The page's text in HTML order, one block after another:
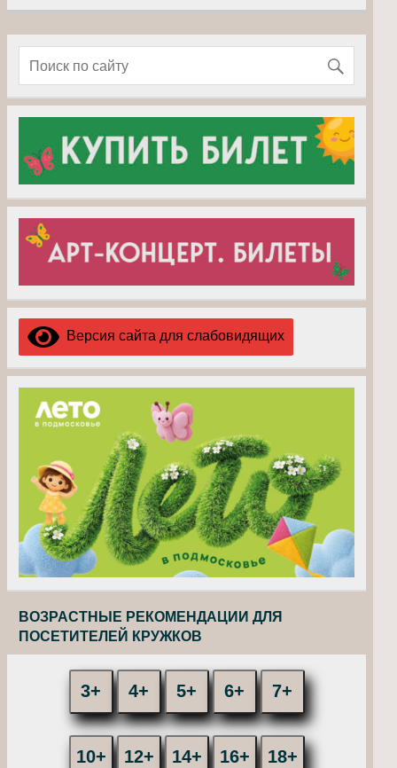
Версия сайта для слабовидящих
ВОЗРАСТНЫЕ РЕКОМЕНДАЦИИ ДЛЯ
ПОСЕТИТЕЛЕЙ КРУЖКОВ
3+ 4+ 5+ 6+ 7+
10+ 12+ 14+ 16+ 18+